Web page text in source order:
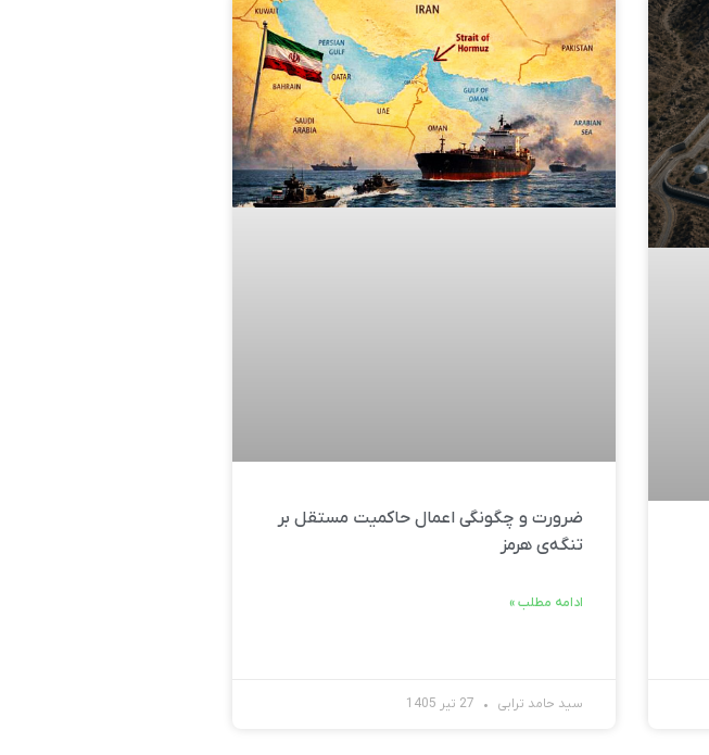
ضرورت و چگونگی اعمال حاکمیت مستقل بر
تنگه‌ی هرمز
ادامه مطلب »
سید حامد ترابی